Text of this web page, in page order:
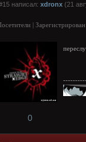
написал: xdronx (21
|
0